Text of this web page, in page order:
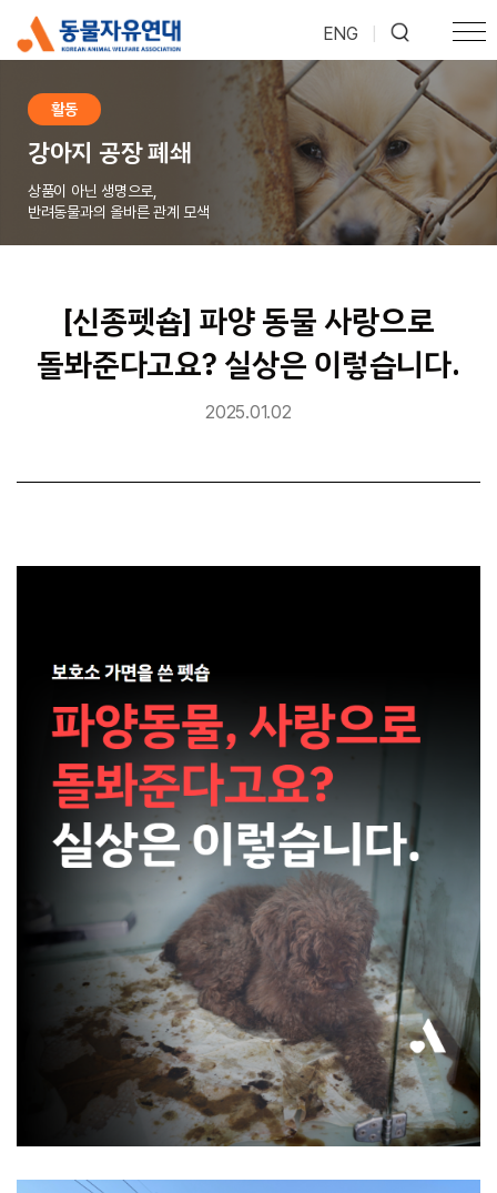
ENG
활동
강아지 공장 폐쇄
상품이 아닌 생명으로,
반려동물과의 올바른 관계 모색
[신종펫숍] 파양 동물 사랑으로
돌봐준다고요? 실상은 이렇습니다.
2025.01.02